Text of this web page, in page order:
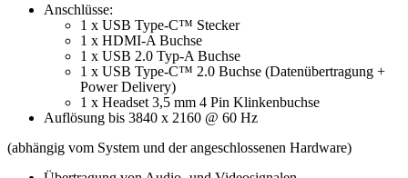
Anschlüsse:
1 x USB Type-C™ Stecker
1 x HDMI-A Buchse
1 x USB 2.0 Typ-A Buchse
1 x USB Type-C™ 2.0 Buchse (Datenübertragung +
Power Delivery)
1 x Headset 3,5 mm 4 Pin Klinkenbuchse
Auflösung bis 3840 x 2160 @ 60 Hz
(abhängig vom System und der angeschlossenen Hardware)